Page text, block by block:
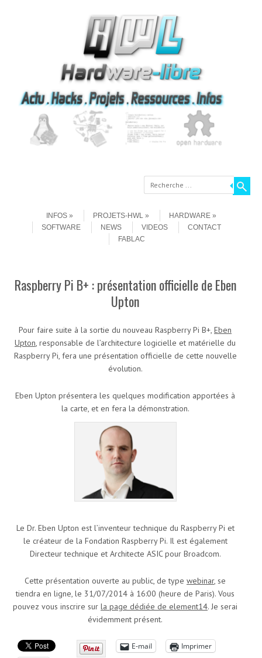
Recherche
INFOS
PROJETS-HWL
HARDWARE
SOFTWARE
NEWS VIDEOS
CONTACT
FABLAC
Raspberry Pi B+ : présentation officielle de Eben
Upton
Pour faire suite à la sortie du nouveau Raspberry Pi B+, Eben
Upton, responsable de l’architecture logicielle et matérielle du
Raspberry Pi, fera une présentation officielle de cette nouvelle
évolution.
Eben Upton présentera les quelques modification apportées à
la carte, et en fera la démonstration.
Le Dr. Eben Upton est l’inventeur technique du Raspberry Pi et
le créateur de la Fondation Raspberry Pi. Il est également
Directeur technique et Architecte ASIC pour Broadcom.
Cette présentation ouverte au public, de type webinar, se
tiendra en ligne, le 31/07/2014 à 16:00 (heure de Paris). Vous
pouvez vous inscrire sur la page dédiée de element14. Je serai
évidemment présent.
E-mail
Imprimer